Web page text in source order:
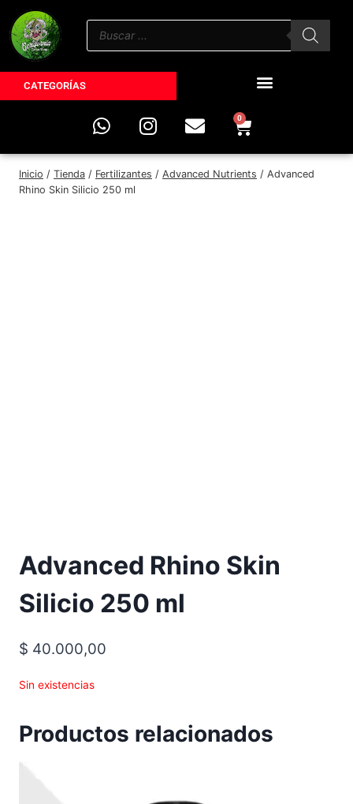
CATEGORÍAS
0
Inicio / Tienda / Fertilizantes / Advanced Nutrients / Advanced
Rhino Skin Silicio 250 ml
Advanced Rhino Skin
Silicio 250 ml
$ 40.000,00
Sin existencias
Productos relacionados